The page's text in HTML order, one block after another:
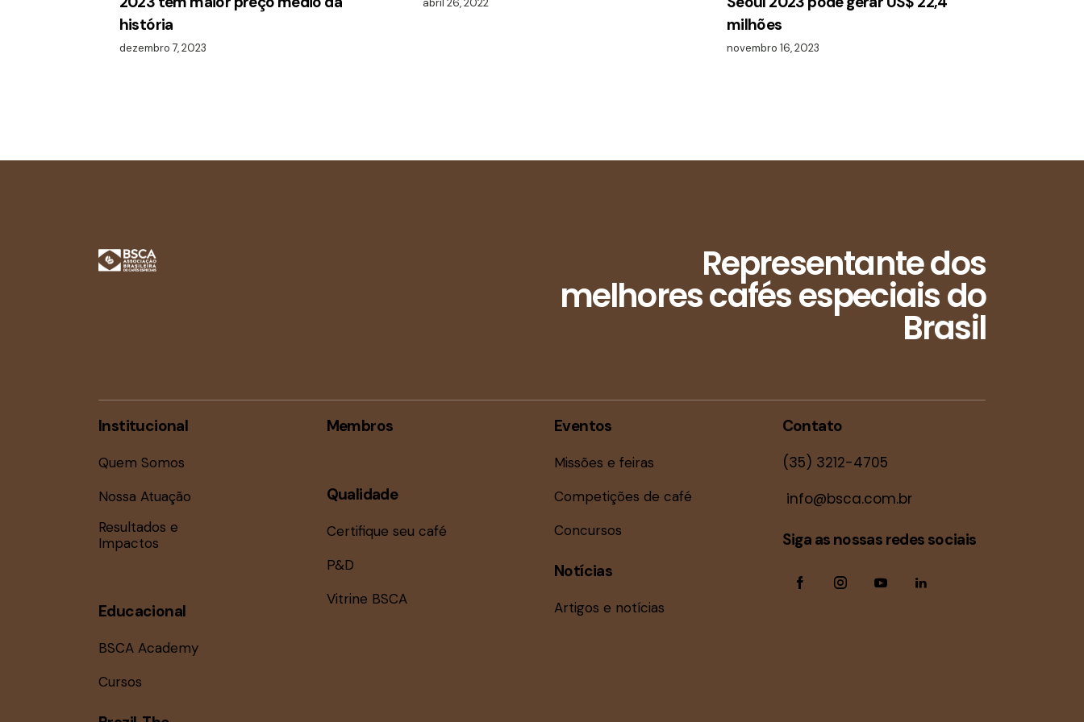
história
dezembro 7, 2023
abril 26, 2022
milhões
novembro 16, 2023
Representante dos
melhores cafés especiais do
Brasil
Institucional
Quem Somos
Nossa Atuação
Resultados e
Impactos
Educacional
BSCA Academy
Cursos
Membros
Qualidade
Certifique seu café
P&D
Vitrine BSCA
Eventos
Missões e feiras
Competições de café
Concursos
Notícias
Artigos e notícias
Contato
(35) 3212-4705
info@bsca.com.br
Siga as nossas redes sociais